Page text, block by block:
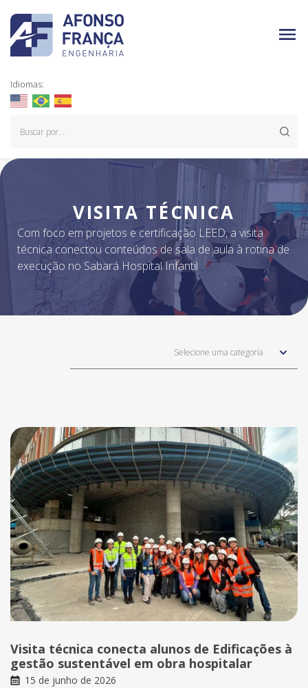
Idiomas:
VISITA TÉCNICA
Com foco em projetos e certificação LEED, a visita
técnica conectou conteúdos de sala de aula à rotina de
execução no Sabará Hospital Infantil
Selecione uma categoria
Visita técnica conecta alunos de Edificações à
gestão sustentável em obra hospitalar
15 de junho de 2026